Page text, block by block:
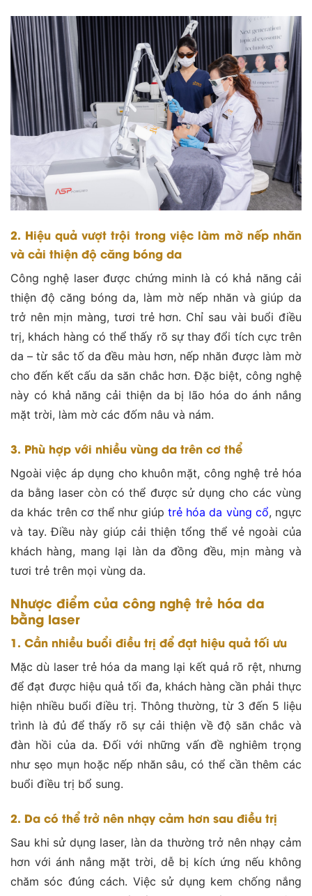
2. Hiệu quả vượt trội trong việc làm mờ nếp nhăn
và cải thiện độ căng bóng da
Công nghệ laser được chứng minh là có khả năng cải
thiện độ căng bóng da, làm mờ nếp nhăn và giúp da
trở nên mịn màng, tươi trẻ hơn. Chỉ sau vài buổi điều
trị, khách hàng có thể thấy rõ sự thay đổi tích cực trên
da – từ sắc tố da đều màu hơn, nếp nhăn được làm mờ
cho đến kết cấu da săn chắc hơn. Đặc biệt, công nghệ
này có khả năng cải thiện da bị lão hóa do ánh nắng
mặt trời, làm mờ các đốm nâu và nám​.
3. Phù hợp với nhiều vùng da trên cơ thể
Ngoài việc áp dụng cho khuôn mặt, công nghệ trẻ hóa
da bằng laser còn có thể được sử dụng cho các vùng
da khác trên cơ thể như giúp trẻ hóa da vùng cổ, ngực
và tay. Điều này giúp cải thiện tổng thể vẻ ngoài của
khách hàng, mang lại làn da đồng đều, mịn màng và
tươi trẻ trên mọi vùng da​.
Nhược điểm của công nghệ trẻ hóa da
bằng laser
1. Cần nhiều buổi điều trị để đạt hiệu quả tối ưu
Mặc dù laser trẻ hóa da mang lại kết quả rõ rệt, nhưng
để đạt được hiệu quả tối đa, khách hàng cần phải thực
hiện nhiều buổi điều trị. Thông thường, từ 3 đến 5 liệu
trình là đủ để thấy rõ sự cải thiện về độ săn chắc và
đàn hồi của da. Đối với những vấn đề nghiêm trọng
như sẹo mụn hoặc nếp nhăn sâu, có thể cần thêm các
buổi điều trị bổ sung​.
2. Da có thể trở nên nhạy cảm hơn sau điều trị
Sau khi sử dụng laser, làn da thường trở nên nhạy cảm
hơn với ánh nắng mặt trời, dễ bị kích ứng nếu không
chăm sóc đúng cách. Việc sử dụng kem chống nắng